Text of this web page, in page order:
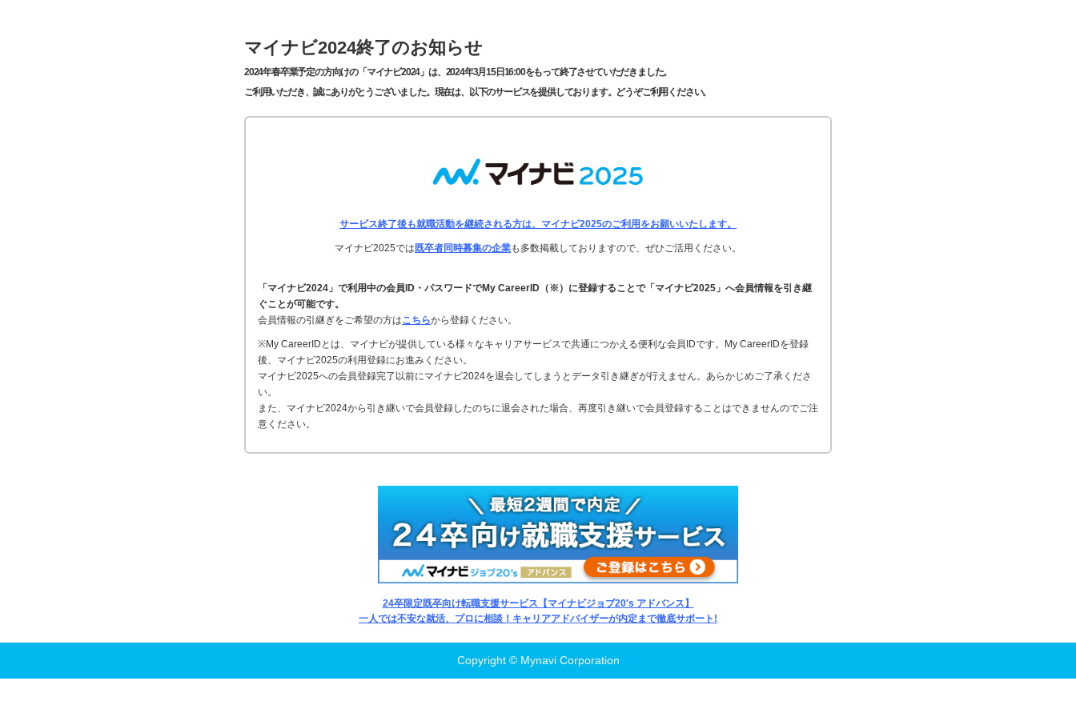
マイナビ2024終了のお知らせ
2024年春卒業予定の方向けの「マイナビ2024」は、2024年3月15日16:00をもって終了させていただきました。
ご利用いただき、誠にありがとうございました。現在は、以下のサービスを提供しております。どうぞご利用ください。
サービス終了後も就職活動を継続される方は、マイナビ2025のご利用をお願いいたします。
マイナビ2025では 既卒者同時募集の企業も多数掲載しておりますので、ぜひご活用ください。
「マイナビ2024」で利用中の会員ID・パスワードでMy CareerID（※）に登録することで「マイナビ2025」へ会員情報を引き継
ぐことが可能です。
会員情報の引継ぎをご希望の方はこちらから登録ください。
※My CareerIDとは、マイナビが提供している様々なキャリアサービスで共通につかえる便利な会員IDです。My CareerIDを登録
後、マイナビ2025の利用登録にお進みください。
マイナビ2025への会員登録完了以前にマイナビ2024を退会してしまうとデータ引き継ぎが行えません。あらかじめご了承くださ
い。
また、マイナビ2024から引き継いで会員登録したのちに退会された場合、再度引き継いで会員登録することはできませんのでご注
意ください。
24卒限定既卒向け転職支援サービス【マイナビジョブ20's アドバンス】
一人では不安な就活、プロに相談！キャリアアドバイザーが内定まで徹底サポート!
Copyright © Mynavi Corporation